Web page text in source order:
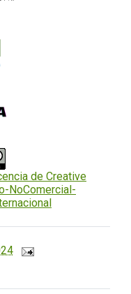
de Creative
NoComercial-